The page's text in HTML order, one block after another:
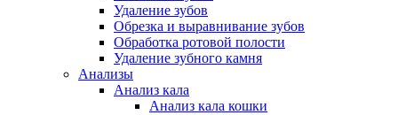
Удаление зубов
Обрезка и выравнивание зубов
Обработка ротовой полости
Удаление зубного камня
Анализы
Анализ кала
Анализ кала кошки